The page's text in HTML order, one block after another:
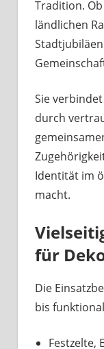
Tradition.
ländlichen
Sie
durch
Identität im
macht.
für
Die
bis
Festzelte,